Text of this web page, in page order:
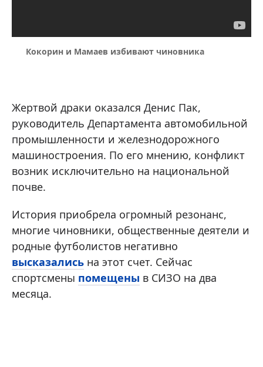
Кокорин и Мамаев избивают чиновника
Жертвой драки оказался Денис Пак,
руководитель Департамента автомобильной
промышленности и железнодорожного
машиностроения. По его мнению, конфликт
возник исключительно на национальной
почве.
История приобрела огромный резонанс,
многие чиновники, общественные деятели и
родные футболистов негативно
высказались на этот счет. Сейчас
спортсмены помещены в СИЗО на два
месяца.